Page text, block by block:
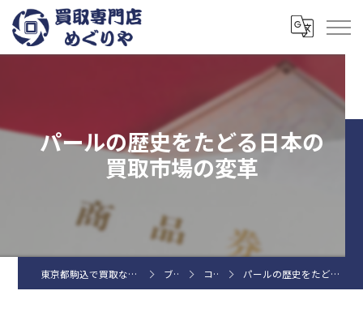
パールの歴史をたどる日本の
買取市場の変革
東京都駒込で買取なら買取専門店めぐりや ブログ コラム パールの歴史をたどる日本の買取市場の変革